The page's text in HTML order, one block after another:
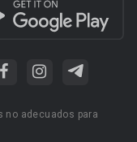
no adecuados para